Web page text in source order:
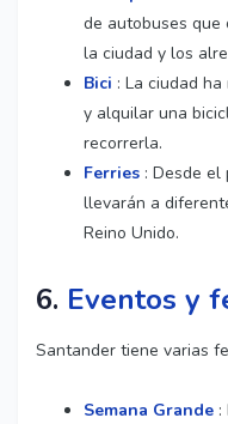
de autobuses que
la ciudad y los
Bici : La ciudad
y alquilar una
recorrerla.
Ferries : Desde
llevarán a
Reino Unido.
6. Eventos y
Santander tiene varias
Semana Grande :